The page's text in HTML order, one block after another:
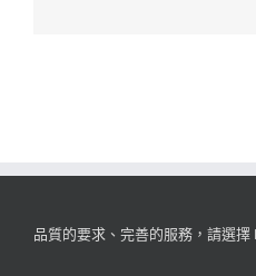
品質的要求、完善的服務，請選擇